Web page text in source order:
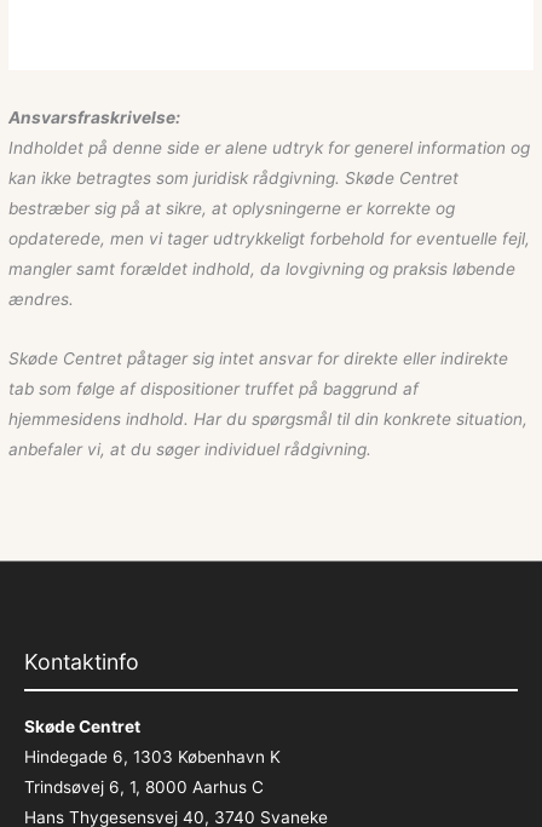
Ansvarsfraskrivelse:
Indholdet på denne side er alene udtryk for generel information og
kan ikke betragtes som juridisk rådgivning. Skøde Centret
bestræber sig på at sikre, at oplysningerne er korrekte og
opdaterede, men vi tager udtrykkeligt forbehold for eventuelle fejl,
mangler samt forældet indhold, da lovgivning og praksis løbende
ændres.
Skøde Centret påtager sig intet ansvar for direkte eller indirekte
tab som følge af dispositioner truffet på baggrund af
hjemmesidens indhold. Har du spørgsmål til din konkrete situation,
anbefaler vi, at du søger individuel rådgivning.
Kontaktinfo
Skøde Centret
Hindegade 6, 1303 København K
Trindsøvej 6, 1, 8000 Aarhus C
Hans Thygesensvej 40, 3740 Svaneke